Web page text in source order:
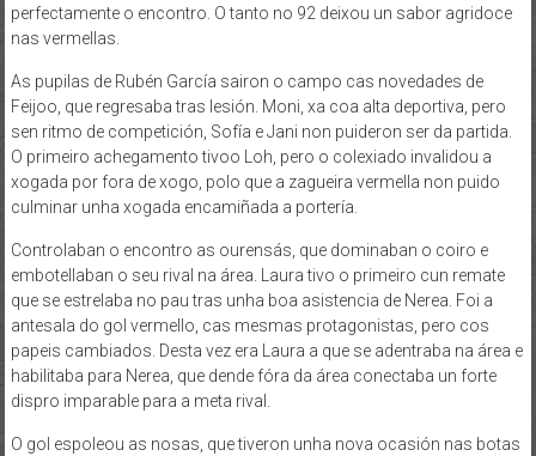
perfectamente o encontro. O tanto no 92 deixou un sabor agridoce
nas vermellas.
As pupilas de Rubén García sairon o campo cas novedades de
Feijoo, que regresaba tras lesión. Moni, xa coa alta deportiva, pero
sen ritmo de competición, Sofía e Jani non puideron ser da partida.
O primeiro achegamento tivoo Loh, pero o colexiado invalidou a
xogada por fora de xogo, polo que a zagueira vermella non puido
culminar unha xogada encamiñada a portería.
Controlaban o encontro as ourensás, que dominaban o coiro e
embotellaban o seu rival na área. Laura tivo o primeiro cun remate
que se estrelaba no pau tras unha boa asistencia de Nerea. Foi a
antesala do gol vermello, cas mesmas protagonistas, pero cos
papeis cambiados. Desta vez era Laura a que se adentraba na área e
habilitaba para Nerea, que dende fóra da área conectaba un forte
dispro imparable para a meta rival.
O gol espoleou as nosas, que tiveron unha nova ocasión nas botas